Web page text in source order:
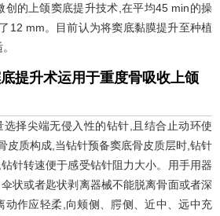
创的上颌窦底提升技术,在平均45 min的操
12 mm。目前认为将窦底黏膜提升至种植
提升术运用于重度骨吸收上颌
择尖端无侵入性的钻针,且结合止动环使
皮质构成,当钻针预备窦底骨皮质层时,钻针
针转速便于感受钻针阻力大小。用手用器
状或者匙状剥离器械不能脱离骨面或者深
动作应轻柔,向颊侧、腭侧、近中、远中充